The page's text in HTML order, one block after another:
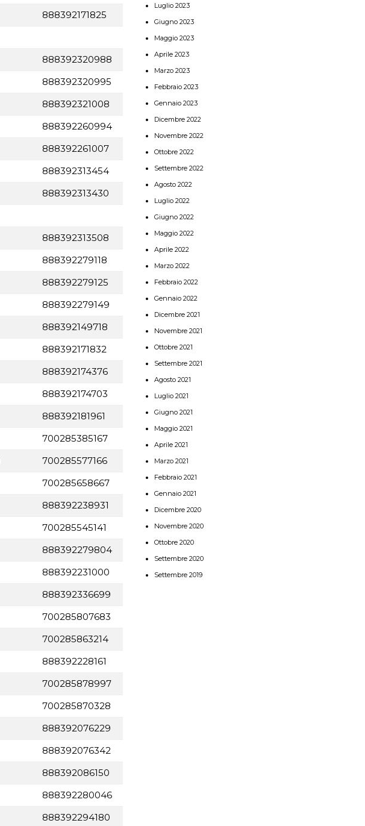
888392171825
888392320988
888392320995
888392321008
888392260994
888392261007
888392313454
888392313430
888392313508
888392279118
888392279125
888392279149
888392149718
888392171832
888392174376
888392174703
888392181961
700285385167
700285577166
700285658667
888392238931
700285545141
888392279804
888392231000
888392336699
700285807683
700285863214
888392228161
700285878997
700285870328
888392076229
888392076342
888392086150
888392280046
888392294180
Luglio 2023
Giugno 2023
Maggio 2023
Aprile 2023
Marzo 2023
Febbraio 2023
Gennaio 2023
Dicembre 2022
Novembre 2022
Ottobre 2022
Settembre 2022
Agosto 2022
Luglio 2022
Giugno 2022
Maggio 2022
Aprile 2022
Marzo 2022
Febbraio 2022
Gennaio 2022
Dicembre 2021
Novembre 2021
Ottobre 2021
Settembre 2021
Agosto 2021
Luglio 2021
Giugno 2021
Maggio 2021
Aprile 2021
Marzo 2021
Febbraio 2021
Gennaio 2021
Dicembre 2020
Novembre 2020
Ottobre 2020
Settembre 2020
Settembre 2019